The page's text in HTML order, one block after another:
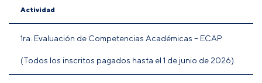
Actividad
1ra. Evaluación de Competencias Académicas – ECAP
(Todos los inscritos pagados hasta el 1 de junio de 2026)